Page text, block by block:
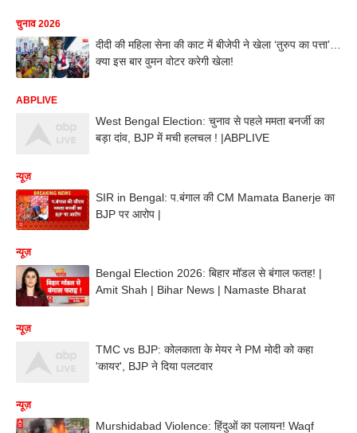
चुनाव 2026
दीदी की महिला सेना की काट में बीजेपी ने खेला ‘तुरुप का पत्ता’…
क्या इस बार वुमन वोटर करेगी खेला!
ABPLIVE
West Bengal Election: चुनाव से पहले ममता बनर्जी का
बड़ा दांव, BJP में मची हलचल ! |ABPLIVE
न्यूज़
SIR in Bengal: प.बंगाल की CM Mamata Banerje का
BJP पर आरोप |
न्यूज़
Bengal Election 2026: बिहार मॉडल से बंगाल फतह! |
Amit Shah | Bihar News | Namaste Bharat
न्यूज़
TMC vs BJP: कोलकाता के मेयर ने PM मोदी को कहा
'कायर', BJP ने दिया पलटवार
न्यूज़
Murshidabad Violence: हिंदुओं का पलायन! Waqf